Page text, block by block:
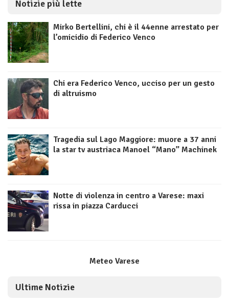
Notizie più lette
Mirko Bertellini, chi è il 44enne arrestato per
l’omicidio di Federico Venco
Chi era Federico Venco, ucciso per un gesto
di altruismo
Tragedia sul Lago Maggiore: muore a 37 anni
la star tv austriaca Manoel “Mano” Machinek
Notte di violenza in centro a Varese: maxi
rissa in piazza Carducci
Meteo Varese
Ultime Notizie